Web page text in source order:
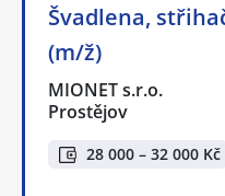
Švadlena,
(m/ž)
MIONET s.r.o.
Prostějov
28 000 – 32 000 Kč